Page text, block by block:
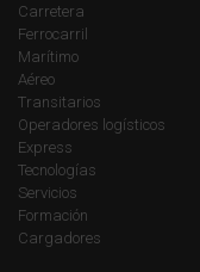
Carretera
Ferrocarril
Marítimo
Aéreo
Transitarios
Operadores logísticos
Express
Tecnologías
Servicios
Formación
Cargadores